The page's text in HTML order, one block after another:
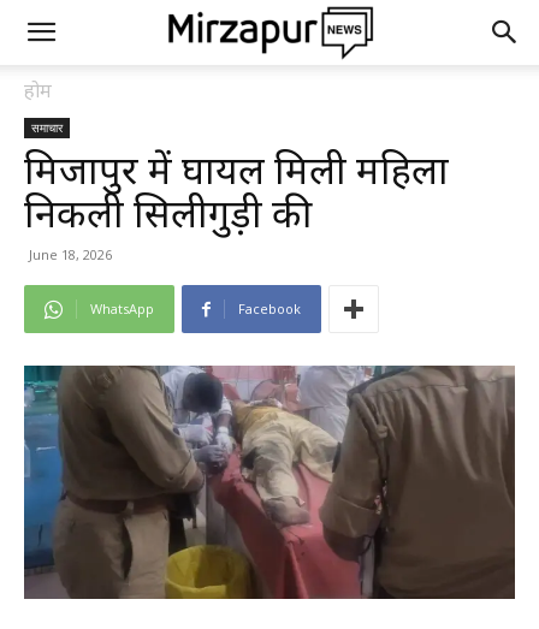
होम
समाचार
मिर्जापुर में घायल मिली महिला
निकली सिलीगुड़ी की
June 18, 2026
WhatsApp Facebook